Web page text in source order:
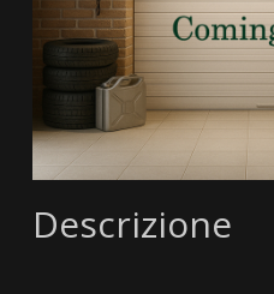
Descrizione